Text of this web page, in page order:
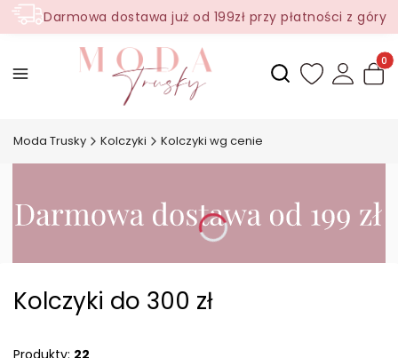
Darmowa dostawa już od 199zł przy płatności z góry
Otwórz
Moda Trusky Kolczyki Kolczyki wg cenie
Kolczyki do 300 zł
Produkty: 22